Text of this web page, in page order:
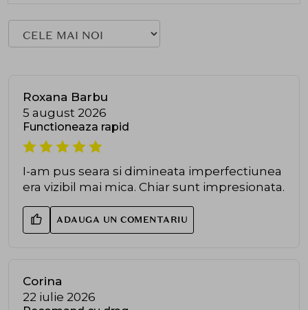
Roxana Barbu
5 august 2026
Functioneaza rapid
I-am pus seara si dimineata imperfectiunea
era vizibil mai mica. Chiar sunt impresionata.
ADAUGA UN COMENTARIU
Corina
22 iulie 2026